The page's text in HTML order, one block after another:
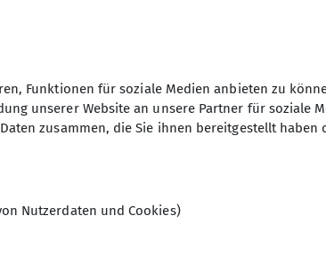
Funktionen für soziale Medien anbieten zu
unserer Website an unsere Partner für soziale
zusammen, die Sie ihnen bereitgestellt
Nutzerdaten und Cookies)